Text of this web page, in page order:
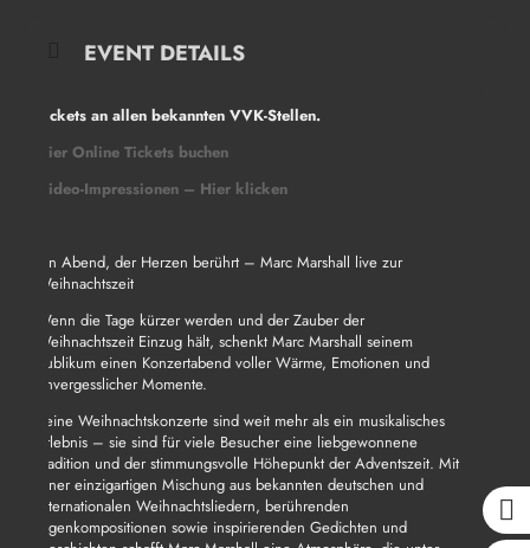
EVENT DETAILS
Tickets an allen bekannten VVK-Stellen.
Hier Online Tickets buchen
Video-Impressionen – Hier klicken
Ein Abend, der Herzen berührt – Marc Marshall live zur
Weihnachtszeit
Wenn die Tage kürzer werden und der Zauber der
Weihnachtszeit Einzug hält, schenkt Marc Marshall seinem
Publikum einen Konzertabend voller Wärme, Emotionen und
unvergesslicher Momente.
Seine Weihnachtskonzerte sind weit mehr als ein musikalisches
Erlebnis – sie sind für viele Besucher eine liebgewonnene
Tradition und der stimmungsvolle Höhepunkt der Adventszeit. Mit
einer einzigartigen Mischung aus bekannten deutschen und
internationalen Weihnachtsliedern, berührenden
Eigenkompositionen sowie inspirierenden Gedichten und